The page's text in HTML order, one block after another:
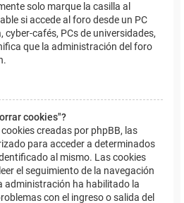
solo marque la casilla al
si accede al foro desde un PC
cafés, PCs de universidades,
que la administración del foro
cookies"?
creadas por phpBB, las
para acceder a determinados
al mismo. Las cookies
el seguimiento de la navegación
administración ha habilitado la
con el ingreso o salida del